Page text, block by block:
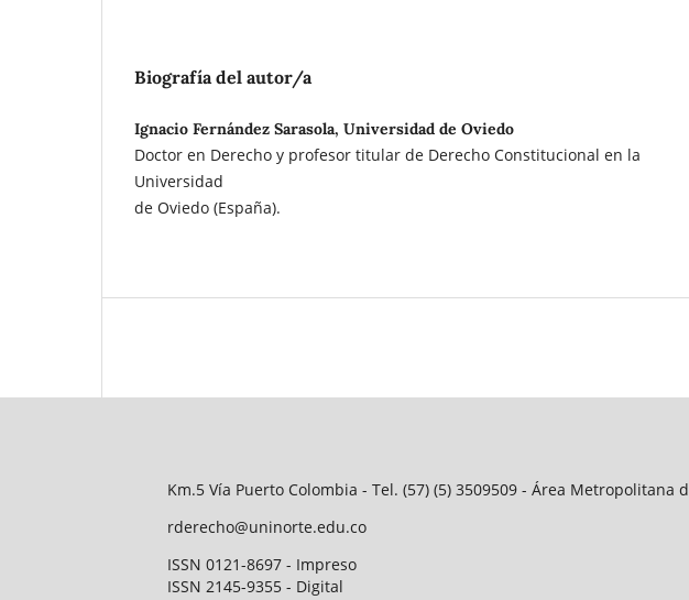
Biografía del autor/a
Ignacio Fernández Sarasola, Universidad de Oviedo
Doctor en Derecho y profesor titular de Derecho Constitucional en la
Universidad
de Oviedo (España).
Km.5 Vía Puerto Colombia - Tel. (57) (5) 3509509 - Área
rderecho@uninorte.edu.co
ISSN 0121-8697 - Impreso
ISSN 2145-9355 - Digital